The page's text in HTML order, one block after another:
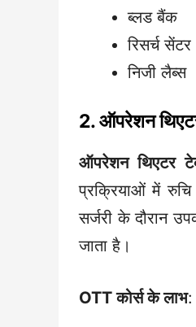
ब्लड बैंक
रिसर्च सेंटर
निजी लैब्स
2. ऑपरेशन
ऑपरेशन थिएटर
प्रक्रियाओं में
सर्जरी के दौरान
जाता है।
OTT कोर्स के लाभ: